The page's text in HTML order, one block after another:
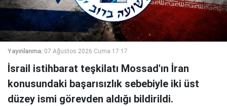
Yayınlanma: 07 Ağustos 2026 Cuma 17:17
İsrail istihbarat teşkilatı Mossad'ın İran
konusundaki başarısızlık sebebiyle iki üst
düzey ismi görevden aldığı bildirildi.